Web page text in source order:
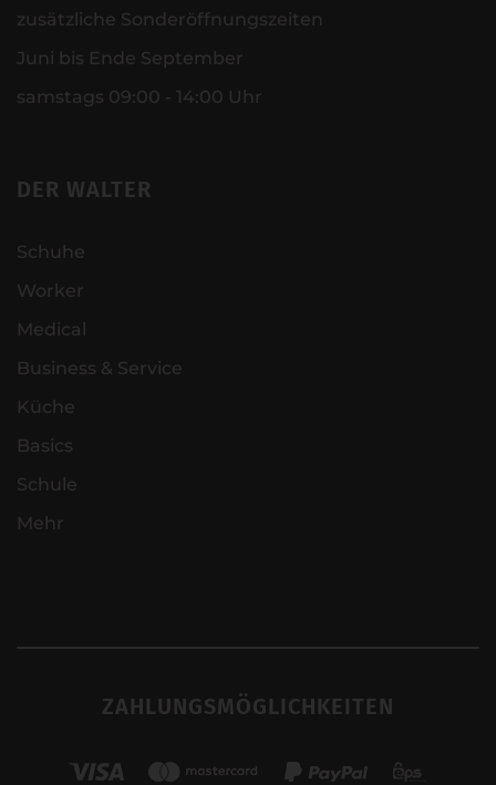
zusätzliche Sonderöffnungszeiten
Juni bis Ende September
samstags 09:00 - 14:00 Uhr
DER WALTER
Schuhe
Worker
Medical
Business & Service
Küche
Basics
Schule
Mehr
ZAHLUNGSMÖGLICHKEITEN